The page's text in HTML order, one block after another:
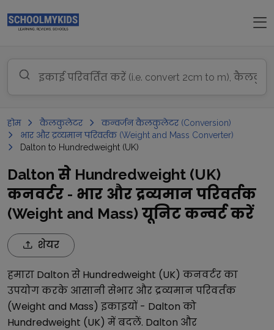
होम कैलकुलेटर
कन्वर्जन कैलकुलेटर (Conversion)
भार और द्रव्यमान परिवर्तक (Weight and Mass Converter)
Dalton to Hundredweight (UK)
Dalton से Hundredweight (UK)
कनवर्टर - भार और द्रव्यमान परिवर्तक
(Weight and Mass) यूनिट कन्वर्ट करें
शेयर
हमारा Dalton से Hundredweight (UK) कनवर्टर का
उपयोग करके आसानी सेभार और द्रव्यमान परिवर्तक
(Weight and Mass) इकाइयों - Dalton को
Hundredweight (UK) में बदलें. Dalton और